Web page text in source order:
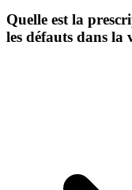
Quelle est la
les défauts dans la